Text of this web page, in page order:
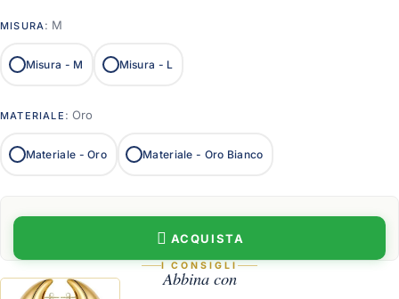
MISURA : M
Misura - M Misura - L
MATERIALE : Oro
Materiale -Oro Materiale - Oro Bianco
ACQUISTA
I CONSIGLI
Abbina con
Orecchini Drop Argento